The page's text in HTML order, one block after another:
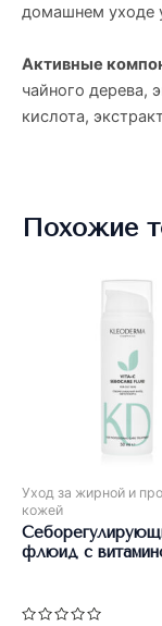
домашнем уходе
Активные
чайного дерева,
кислота,
Похожие
Уход за жирной и
кожей
флюид с